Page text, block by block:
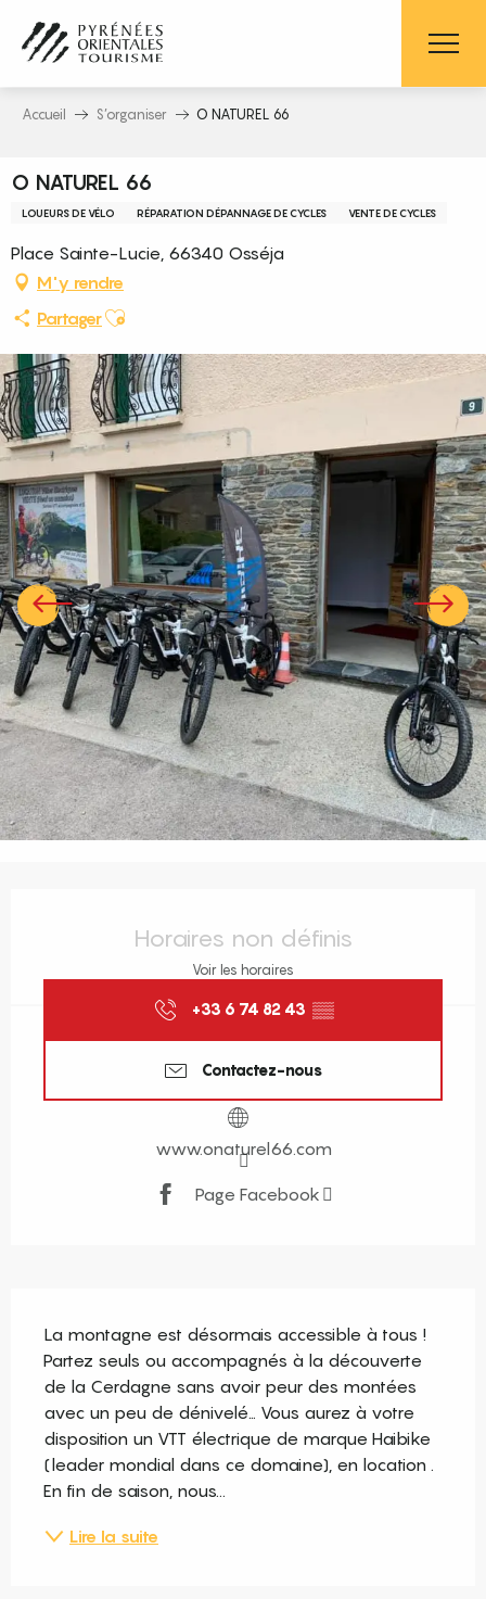
contenu
principal
Accueil S’organiser O NATUREL 66
O NATUREL 66
LOUEURS DE VÉLO RÉPARATION DÉPANNAGE DE CYCLES VENTE DE CYCLES
Place Sainte-Lucie, 66340 Osséja
M'y rendre
PartagerAjouter aux favoris
Horaires non définis
Voir les horaires
+33 6 74 82 43 ▒▒
Contactez-nous
www.onaturel66.com
Page Facebook
La montagne est désormais accessible à tous !
Partez seuls ou accompagnés à la découverte
de la Cerdagne sans avoir peur des montées
avec un peu de dénivelé… Vous aurez à votre
disposition un VTT électrique de marque Haibike
(leader mondial dans ce domaine), en location .
En fin de saison, nous...
Lire la suite